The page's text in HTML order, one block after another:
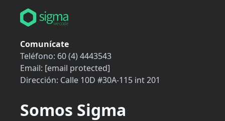
Comunícate
Teléfono: 60 (4) 4443543
Email: [email protected]
Dirección: Calle 10D #30A-115 int 201
Somos Sigma